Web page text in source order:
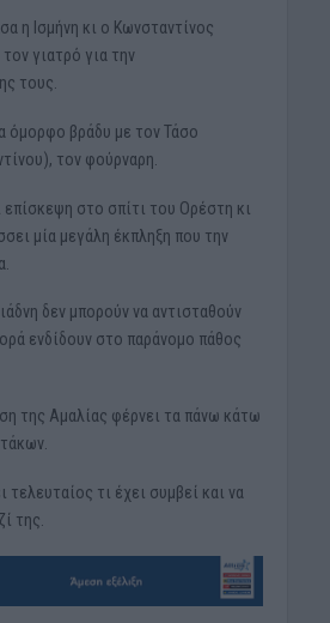
η Ισμήνη κι ο Κωνσταντίνος
γιατρό για την
τους.
όμορφο βράδυ με τον Τάσο
τον φούρναρη.
επίσκεψη στο σπίτι του Ορέστη κι
μία μεγάλη έκπληξη που την
δεν μπορούν να αντισταθούν
ενδίδουν στο παράνομο πάθος
της Αμαλίας φέρνει τα πάνω κάτω
τελευταίος τι έχει συμβεί και να
της.